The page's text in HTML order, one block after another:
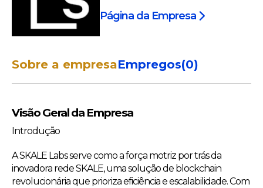
Página da Empresa
Sobre a empresaEmpregos(0)
Visão Geral da Empresa
Introdução
A SKALE Labs serve como a força motriz por trás da
inovadora rede SKALE, uma solução de blockchain
revolucionária que prioriza eficiência e escalabilidade. Com